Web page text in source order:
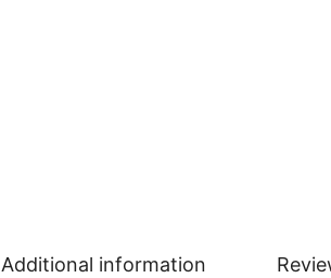
Additional information